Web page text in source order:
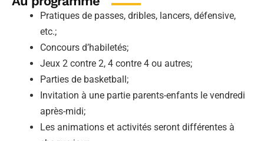
Pratiques de passes, dribles, lancers, défensive,
etc.;
Concours d’habiletés;
Jeux 2 contre 2, 4 contre 4 ou autres;
Parties de basketball;
Invitation à une partie parents-enfants le vendredi
après-midi;
Les animations et activités seront différentes à